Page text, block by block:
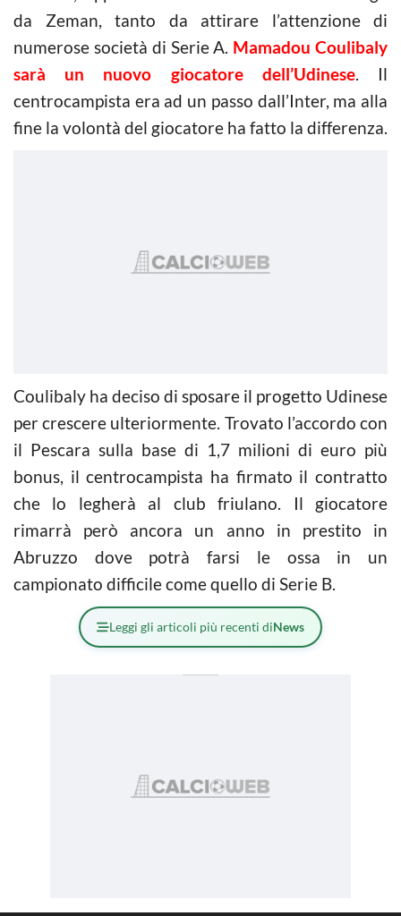
da Zeman, tanto da attirare l’attenzione di
numerose società di Serie A. Mamadou Coulibaly
sarà un nuovo giocatore dell’Udinese. Il
centrocampista era ad un passo dall’Inter, ma alla
fine la volontà del giocatore ha fatto la differenza.
Coulibaly ha deciso di sposare il progetto Udinese
per crescere ulteriormente. Trovato l’accordo con
il Pescara sulla base di 1,7 milioni di euro più
bonus, il centrocampista ha firmato il contratto
che lo legherà al club friulano. Il giocatore
rimarrà però ancora un anno in prestito in
Abruzzo dove potrà farsi le ossa in un
campionato difficile come quello di Serie B.
Leggi gli articoli più recenti diNews